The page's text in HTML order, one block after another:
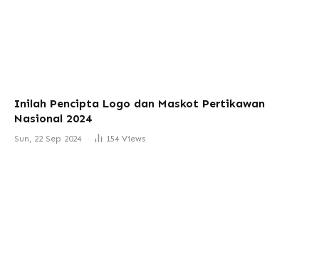
Inilah Pencipta Logo dan Maskot Pertikawan
Nasional 2024
Sun, 22 Sep 2024 154 Views